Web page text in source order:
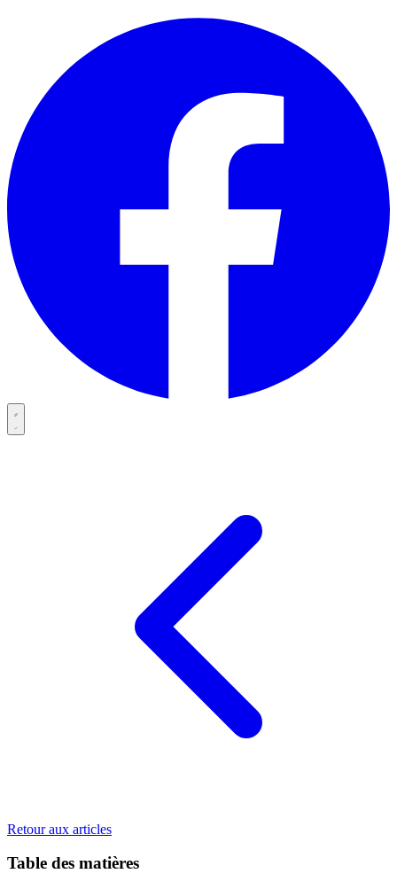
Retour aux articles
Table des matières